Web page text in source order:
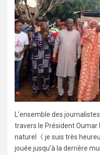
L’ensemble des
travers le Président Oumar
naturel《 je suis très
jouée jusqu’à la derrière